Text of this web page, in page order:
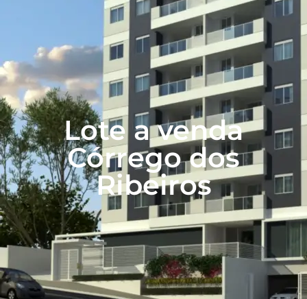
Lote a venda
Córrego dos
Ribeiros